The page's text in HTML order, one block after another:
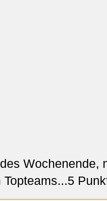
Wochenende,